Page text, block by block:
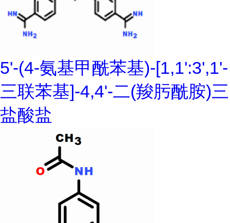
5'-(4-氨基甲酰苯基)-[1,1':3',1'-
三联苯基]-4,4'-二(羧肟酰胺)三
盐酸盐